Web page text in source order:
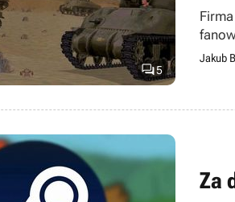
5
Jakub
Za